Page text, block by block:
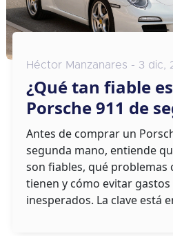
Héctor Manzanares - 3 dic,
¿Qué tan fiable
Porsche 911 de
mano? Lo que
importa antes de
comprar
Antes de comprar un
segunda mano, entiende
son fiables, qué problemas
tienen y cómo evitar gastos
inesperados. La clave está